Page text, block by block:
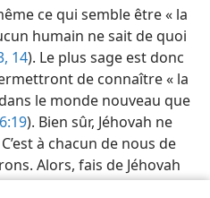
ce qui semble être « la
humain ne sait de quoi
14). Le plus sage est donc
de connaître « la
le monde nouveau que
). Bien sûr, Jéhovah ne
à chacun de nous de
Alors, fais de Jéhovah
de lui jour après jour,